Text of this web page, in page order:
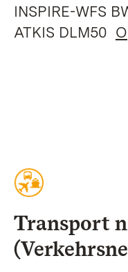
INSPIRE-WFS
ATKIS DLM50
Transport